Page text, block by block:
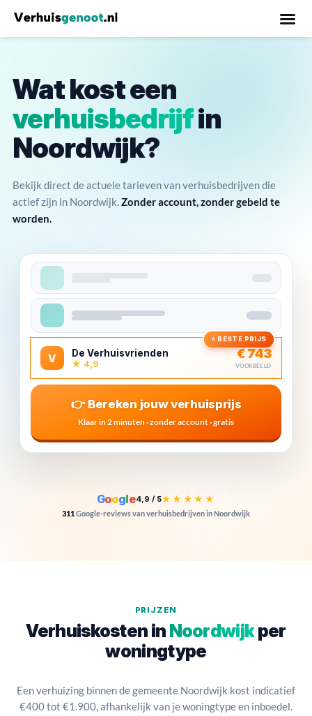
Wat kost een
verhuisbedrijfin
Noordwijk?
Bekijk direct de actuele tarieven van verhuisbedrijven die
actief zijn in Noordwijk.Zonder account, zonder gebeld te
worden.
V De Verhuisvrienden
★ 4,9
€ 743
VOORBEELD
⭐ BESTE PRIJS
👉 Bereken jouw verhuisprijs
Klaar in 2 minuten · zonder account · gratis
Google4,9 / 5★★★★★
311Google-reviews van verhuisbedrijven in Noordwijk
PRIJZEN
Verhuiskosten in Noordwijk per
woningtype
Een verhuizing binnen de gemeente Noordwijk kost indicatief
€400 tot €1.900, afhankelijk van je woningtype en inboedel.